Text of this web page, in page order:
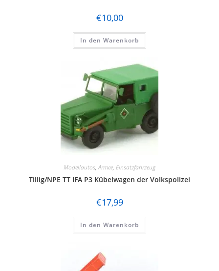
€10,00
In den Warenkorb
Modellautos,Armee, Einsatzfahrzeug
Tillig/NPE TT IFA P3 Kübelwagen der Volkspolizei
€17,99
In den Warenkorb